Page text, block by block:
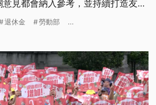
見都會納入參考，並持續打造友善
工資已經連續第10年調升，超過
退休金 勞動部 ...